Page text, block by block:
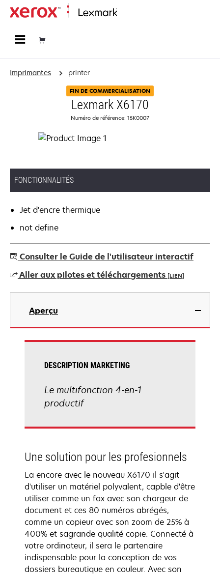
Imprimantes printer
FIN DE COMMERCIALISATION
Lexmark X6170
Numéro de référence: 15K0007
FONCTIONNALITÉS
Jet d'encre thermique
not define
Consulter le Guide de l'utilisateur interactif
Aller aux pilotes et téléchargements [LIEN]
s’ouvre
nouvel
onglet
Aperçu
DESCRIPTION MARKETING
Le multifonction 4-en-1
productif
Une solution pour les profesionnels
La encore avec le nouveau X6170 il s'agit
d'utiliser un matériel polyvalent, capble d'être
utiliser comme un fax avec son chargeur de
document et ces 80 numéros abrégés,
comme un copieur avec son zoom de 25% à
400% et sagrande qualité copie. Connecté à
votre ordinateur, il sera le partenaire
indispensable pour la conception de vos
dossiers bureautique en couleur. Avec son